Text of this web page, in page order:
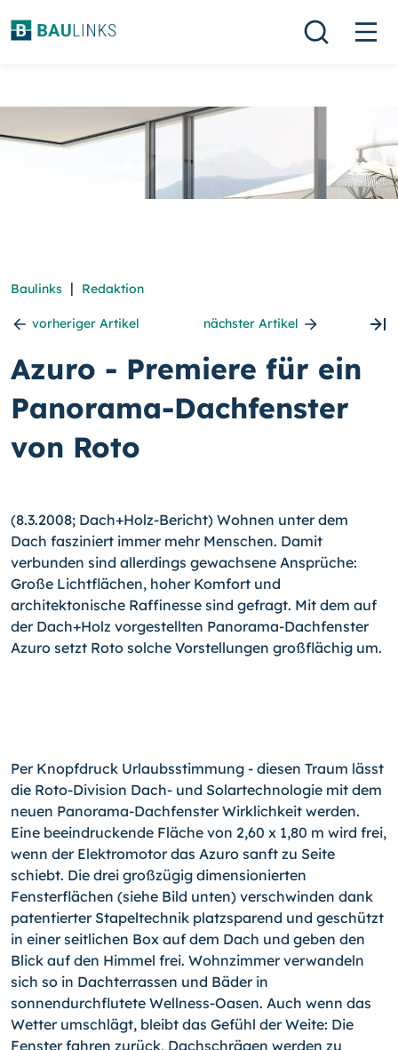
Baulinks | Redaktion
vorheriger Artikel nächster Artikel
Azuro - Premiere für ein
Panorama-Dachfenster
von Roto
(8.3.2008; Dach+Holz-Bericht) Wohnen unter dem
Dach fasziniert immer mehr Menschen. Damit
verbunden sind allerdings gewachsene Ansprüche:
Große Lichtflächen, hoher Komfort und
architektonische Raffinesse sind gefragt. Mit dem auf
der Dach+Holz vorgestellten Panorama-Dachfenster
Azuro setzt Roto solche Vorstellungen großflächig um.
Per Knopfdruck Urlaubsstimmung - diesen Traum lässt
die Roto-Division Dach- und Solartechnologie mit dem
neuen Panorama-Dachfenster Wirklichkeit werden.
Eine beeindruckende Fläche von 2,60 x 1,80 m wird frei,
wenn der Elektromotor das Azuro sanft zu Seite
schiebt. Die drei großzügig dimensionierten
Fensterflächen (siehe Bild unten) verschwinden dank
patentierter Stapeltechnik platzsparend und geschützt
in einer seitlichen Box auf dem Dach und geben den
Blick auf den Himmel frei. Wohnzimmer verwandeln
sich so in Dachterrassen und Bäder in
sonnendurchflutete Wellness-Oasen. Auch wenn das
Wetter umschlägt, bleibt das Gefühl der Weite: Die
Fenster fahren zurück, Dachschrägen werden zu